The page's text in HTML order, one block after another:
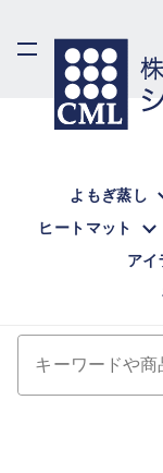
よもぎ蒸し
ヒートマット
アイ